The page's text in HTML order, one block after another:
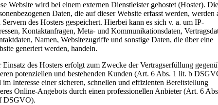
Website wird bei einem externen Dienstleister gehostet (Hoster). Die
Daten, die auf dieser Website erfasst werden, werden
Servern des Hosters gespeichert. Hierbei kann es sich v. a. um IP-
Kontaktanfragen, Meta- und Kommunikationsdaten,
Namen, Websitezugriffe und sonstige Daten, die über eine
generiert werden, handeln.
Einsatz des Hosters erfolgt zum Zwecke der Vertragserfüllung
potenziellen und bestehenden Kunden (Art. 6 Abs. 1 lit. b
im Interesse einer sicheren, schnellen und effizienten Bereitstellung
Online-Angebots durch einen professionellen Anbieter (Art. 6
DSGVO).